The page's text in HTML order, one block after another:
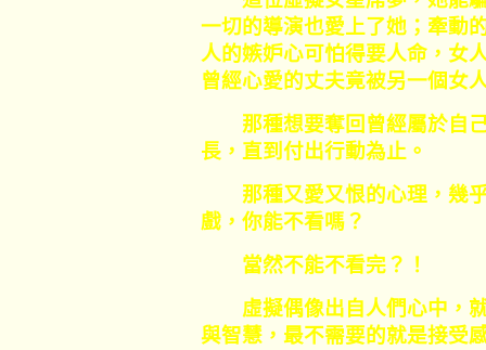
一切的導演也愛上了她；牽動
人的嫉妒心可怕得要人命，女
曾經心愛的丈夫竟被另一個女
那種想要奪回曾經屬於自己
長，直到付出行動為止。
那種又愛又恨的心理，幾乎
戲，你能不看嗎？
當然不能不看完？！
虛擬偶像出自人們心中，就
與智慧，最不需要的就是接受